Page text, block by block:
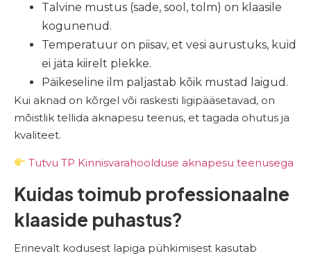
Talvine mustus (sade, sool, tolm) on klaasile
kogunenud.
Temperatuur on piisav, et vesi aurustuks, kuid
ei jäta kiirelt plekke.
Päikeseline ilm paljastab kõik mustad laigud.
Kui aknad on kõrgel või raskesti ligipääsetavad, on
mõistlik tellida aknapesu teenus, et tagada ohutus ja
kvaliteet.
Tutvu TP Kinnisvarahoolduse aknapesu teenusega
Kuidas toimub professionaalne
klaaside puhastus?
Erinevalt kodusest lapiga pühkimisest kasutab